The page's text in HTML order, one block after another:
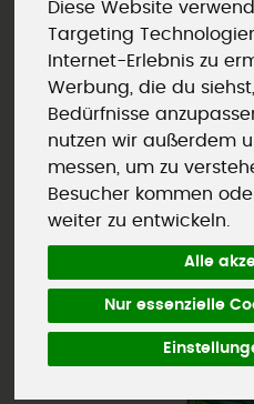
Diese Website
Targeting
Internet-Erlebnis zu
Werbung, die du
Bedürfnisse
nutzen wir außerdem
messen, um zu
Besucher kommen
weiter zu entwickeln.
Alle
Nur essenzielle
Hersteller